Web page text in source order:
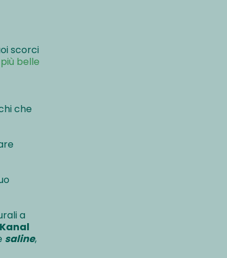
scorci
belle
che
a
Kanal
saline,